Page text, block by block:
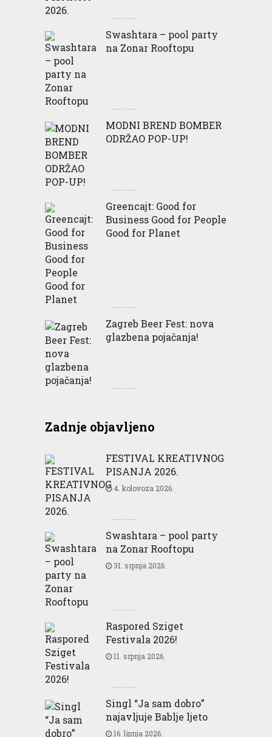
Swashtara – pool party
na Zonar Rooftopu
MODNI BREND BOMBER
ODRŽAO POP-UP!
Greencajt: Good for
Business Good for People
Good for Planet
Zagreb Beer Fest: nova
glazbena pojačanja!
Zadnje objavljeno
FESTIVAL KREATIVNOG
PISANJA 2026.
4. kolovoza 2026.
Swashtara – pool party
na Zonar Rooftopu
31. srpnja 2026.
Raspored Sziget
Festivala 2026!
11. srpnja 2026.
Singl “Ja sam dobro”
najavljuje Bablje ljeto
16. lipnja 2026.